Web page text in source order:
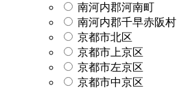
南河内郡河南町
南河内郡千早赤阪村
京都市北区
京都市上京区
京都市左京区
京都市中京区